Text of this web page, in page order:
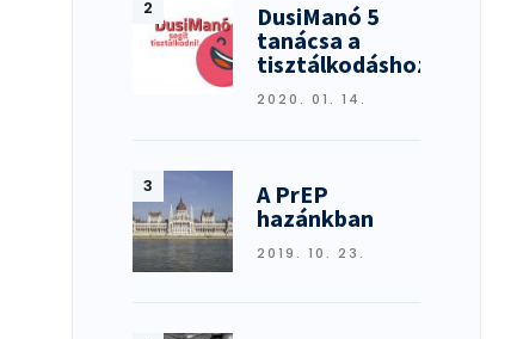
DusiManó 5
tanácsa a
tisztálkodáshoz
2020. 01. 14.
A PrEP
hazánkban
2019. 10. 23.